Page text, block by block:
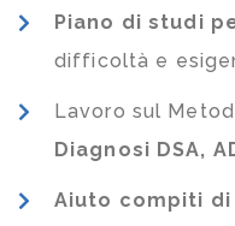
Piano di studi
difficoltà e
Lavoro sul
Diagnosi DSA,
Aiuto compiti